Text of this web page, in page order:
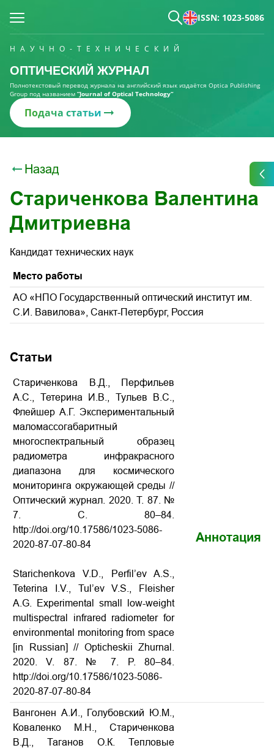
ISSN: 1023-5086
НАУЧНО-ТЕХНИЧЕСКИЙ
ОПТИЧЕСКИЙ ЖУРНАЛ
Полнотекстовый перевод журнала на английский язык издаётся Optica Publishing
Group под названием “Journal of Optical Technology“
Подача статьи
Назад
Стариченкова Валентина
Дмитриевна
Кандидат технических наук
Место работы
АО «НПО Государственный оптический институт им.
С.И. Вавилова», Санкт-Петербург, Россия
Статьи
Стариченкова В.Д., Перфильев
А.С., Тетерина И.В., Тульев В.С.,
Флейшер А.Г. Экспериментальный
маломассогабаритный
многоспектральный образец
радиометра инфракрасного
диапазона для космического
мониторинга окружающей среды //
Оптический журнал. 2020. Т. 87.
№
7. С 80–84
http://doi.org/10.17586/1023-5086-
2020-87-07-80-84
Starichenkova V.D., Perfil’ev A.S.,
Teterina I.V., Tul’ev V.S., Fleisher
A.G. Experimental small low-weight
multispectral infrared radiometer for
environmental monitoring from space
[in Russian] // Opticheskii Zhurnal.
2020. V. 87. № 7. P. 80–84.
http://doi.org/10.17586/1023-5086-
2020-87-07-80-84
Аннотация
Вангонен А.И., Голубовский Ю.М.,
Коваленко М.Н., Стариченкова
В.Д., Таганов О.К. Тепловые